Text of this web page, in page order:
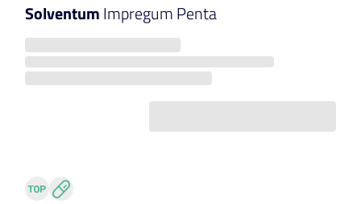
SolventumImpregum Penta